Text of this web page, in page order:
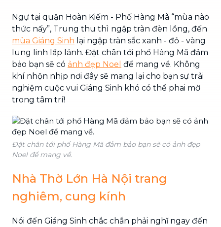
Ngự tại quận Hoàn Kiếm - Phố Hàng Mã “mùa nào
thức nấy”, Trung thu thì ngập tràn đèn lồng, đến
mùa Giáng Sinh lại ngập tràn sắc xanh - đỏ - vàng
lung linh lấp lánh. Đặt chân tới phố Hàng Mã đảm
bảo bạn sẽ có ảnh đẹp Noel để mang về. Không
khí nhộn nhịp nơi đây sẽ mang lại cho bạn sự trải
nghiệm cuộc vui Giáng Sinh khó có thể phai mờ
trong tâm trí!
Đặt chân tới phố Hàng Mã đảm bảo bạn sẽ có ảnh đẹp
Noel để mang về.
Nhà Thờ Lớn Hà Nội trang
nghiêm, cung kính
Nói đến Giáng Sinh chắc chắn phải nghĩ ngay đến